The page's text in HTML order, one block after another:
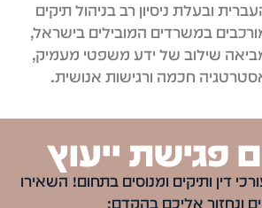
ובעלת ניסיון רב בניהול תיקים
במשרדים המובילים בישראל,
שילוב של ידע משפטי מעמיק,
חכמה ורגישות אנושית.
פגישת ייעוץ
דין ותיקים ומנוסים בתחום! השאירו
ונחזור אליכם בהקדם: